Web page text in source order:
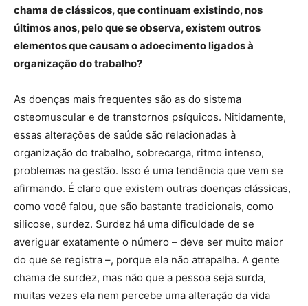
chama de clássicos, que continuam existindo, nos
últimos anos, pelo que se observa, existem outros
elementos que causam o adoecimento ligados à
organização do trabalho?
As doenças mais frequentes são as do sistema
osteomuscular e de transtornos psíquicos. Nitidamente,
essas alterações de saúde são relacionadas à
organização do trabalho, sobrecarga, ritmo intenso,
problemas na gestão. Isso é uma tendência que vem se
afirmando. É claro que existem outras doenças clássicas,
como você falou, que são bastante tradicionais, como
silicose, surdez. Surdez há uma dificuldade de se
averiguar exatamente o número – deve ser muito maior
do que se registra –, porque ela não atrapalha. A gente
chama de surdez, mas não que a pessoa seja surda,
muitas vezes ela nem percebe uma alteração da vida